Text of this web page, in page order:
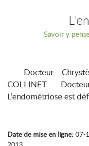
Savoir y
Docteur
COLLINET
L’endométriose est
Date de mise en ligne: 07-